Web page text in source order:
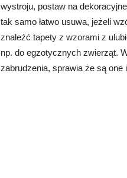
wystroju, postaw na
tak samo łatwo usuwa, jeżeli
znaleźć tapety z wzorami z
np. do egzotycznych zwierząt.
zabrudzenia, sprawia że są